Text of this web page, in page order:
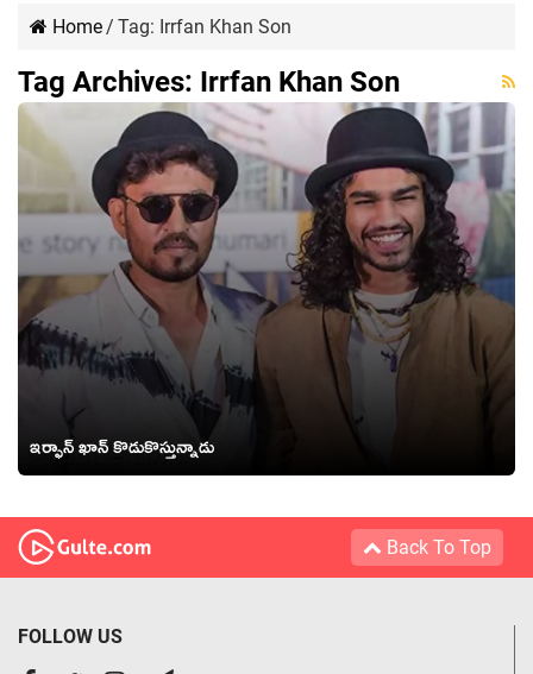
Home/ Tag: Irrfan Khan Son
Tag Archives: Irrfan Khan Son
ఇర్ఫాన్ ఖాన్ కొడుకొస్తున్నాడు
Back To Top
FOLLOW US